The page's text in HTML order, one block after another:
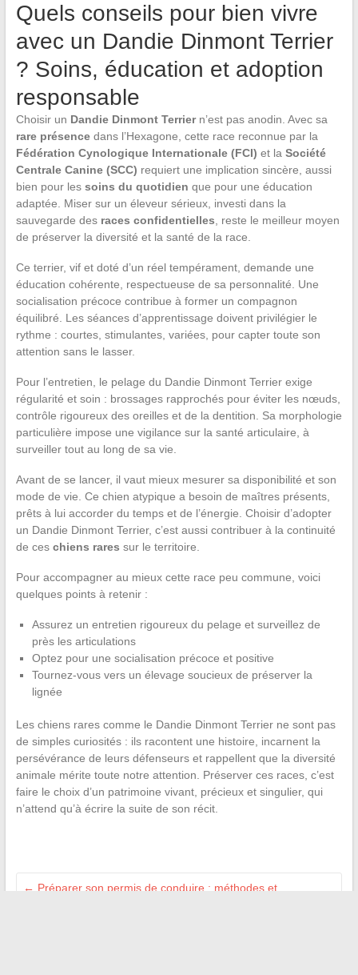
Quels conseils pour bien vivre
avec un Dandie Dinmont Terrier
? Soins, éducation et adoption
responsable
Choisir un Dandie Dinmont Terriern’est pas anodin. Avec sa
rare présencedans l’Hexagone, cette race reconnue par la
Fédération Cynologique Internationale (FCI) et la Société
Centrale Canine (SCC) requiert une implication sincère, aussi
bien pour les soins du quotidien que pour une éducation
adaptée. Miser sur un éleveur sérieux, investi dans la
sauvegarde des races confidentielles , reste le meilleur moyen
de préserver la diversité et la santé de la race.
Ce terrier, vif et doté d’un réel tempérament, demande une
éducation cohérente, respectueuse de sa personnalité. Une
socialisation précoce contribue à former un compagnon
équilibré. Les séances d’apprentissage doivent privilégier le
rythme : courtes, stimulantes, variées, pour capter toute son
attention sans le lasser.
Pour l’entretien, le pelage du Dandie Dinmont Terrier exige
régularité et soin : brossages rapprochés pour éviter les nœuds,
contrôle rigoureux des oreilles et de la dentition. Sa morphologie
particulière impose une vigilance sur la santé articulaire, à
surveiller tout au long de sa vie.
Avant de se lancer, il vaut mieux mesurer sa disponibilité et son
mode de vie. Ce chien atypique a besoin de maîtres présents,
prêts à lui accorder du temps et de l’énergie. Choisir d’adopter
un Dandie Dinmont Terrier, c’est aussi contribuer à la continuité
de ces chiens rares sur le territoire.
Pour accompagner au mieux cette race peu commune, voici
quelques points à retenir :
Assurez un entretien rigoureux du pelage et surveillez de
près les articulations
Optez pour une socialisation précoce et positive
Tournez-vous vers un élevage soucieux de préserver la
lignée
Les chiens rares comme le Dandie Dinmont Terrier ne sont pas
de simples curiosités : ils racontent une histoire, incarnent la
persévérance de leurs défenseurs et rappellent que la diversité
animale mérite toute notre attention. Préserver ces races, c’est
faire le choix d’un patrimoine vivant, précieux et singulier, qui
n’attend qu’à écrire la suite de son récit.
← Préparer son permis de conduire : méthodes et